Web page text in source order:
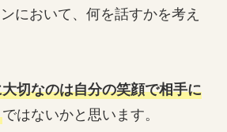
において、何を話すかを考え
切なのは自分の笑顔で相手に
ではないかと思います。